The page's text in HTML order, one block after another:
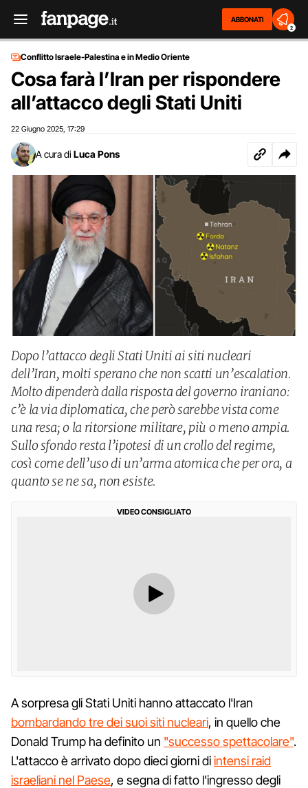
ABBONATI
2
Conflitto Israele-Palestina e in Medio Oriente
Cosa farà l’Iran per rispondere
all’attacco degli Stati Uniti
22 Giugno 2025 17:29
A cura di Luca Pons
Dopo l’attacco degli Stati Uniti ai siti nucleari
dell’Iran, molti sperano che non scatti un’escalation.
Molto dipenderà dalla risposta del governo iraniano:
c’è la via diplomatica, che però sarebbe vista come
una resa; o la ritorsione militare, più o meno ampia.
Sullo sfondo resta l’ipotesi di un crollo del regime,
così come dell’uso di un’arma atomica che per ora, a
quanto se ne sa, non esiste.
VIDEO CONSIGLIATO
A sorpresa gli Stati Uniti hanno attaccato l'Iran
bombardando tre dei suoi siti nucleari, in quello che
Donald Trump ha definito un "successo spettacolare".
L'attacco è arrivato dopo dieci giorni diintensi raid
israeliani nel Paese, e segna di fatto l'ingresso degli